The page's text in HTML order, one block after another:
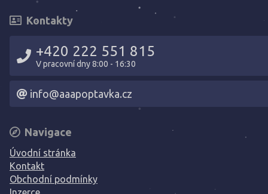
Kontakty
+420 222 551 815
V pracovní dny 8:00 - 16:30
info@aaapoptavka.cz
Navigace
Úvodní stránka
Kontakt
Obchodní podmínky